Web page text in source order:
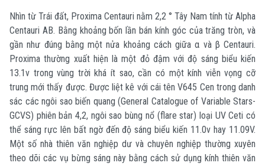
Nhìn từ Trái đất, Proxima Centauri nằm 2,2 ° Tây Nam tính từ Alpha
Centauri AB. Bằng khoảng bốn lần bán kính góc của trăng tròn, và
gần như đúng bằng một nửa khoảng cách giữa α và β Centauri.
Proxima thường xuất hiện là một đỏ đậm với độ sáng biểu kiến
13.1v trong vùng trời khá ít sao, cần có một kính viễn vọng cỡ
trung mới thấy được. Được liệt kê với cái tên V645 Cen trong danh
sác các ngôi sao biến quang (General Catalogue of Variable Stars-
GCVS) phiên bản 4,2, ngôi sao bùng nổ (flare star) loại UV Ceti có
thể sáng rực lên bất ngờ đến độ sáng biểu kiến 11.0v hay 11.09V.
Một số nhà thiên văn nghiệp dư và chuyên nghiệp thường xuyên
theo dõi các vụ bừng sáng này bằng cách sử dụng kính thiên văn